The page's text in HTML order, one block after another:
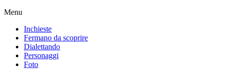
Menu
Inchieste
Fermano da scoprire
Dialettando
Personaggi
Foto